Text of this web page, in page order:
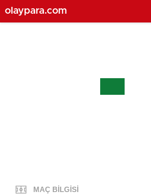
olaypara.com
MAÇ BILGISI